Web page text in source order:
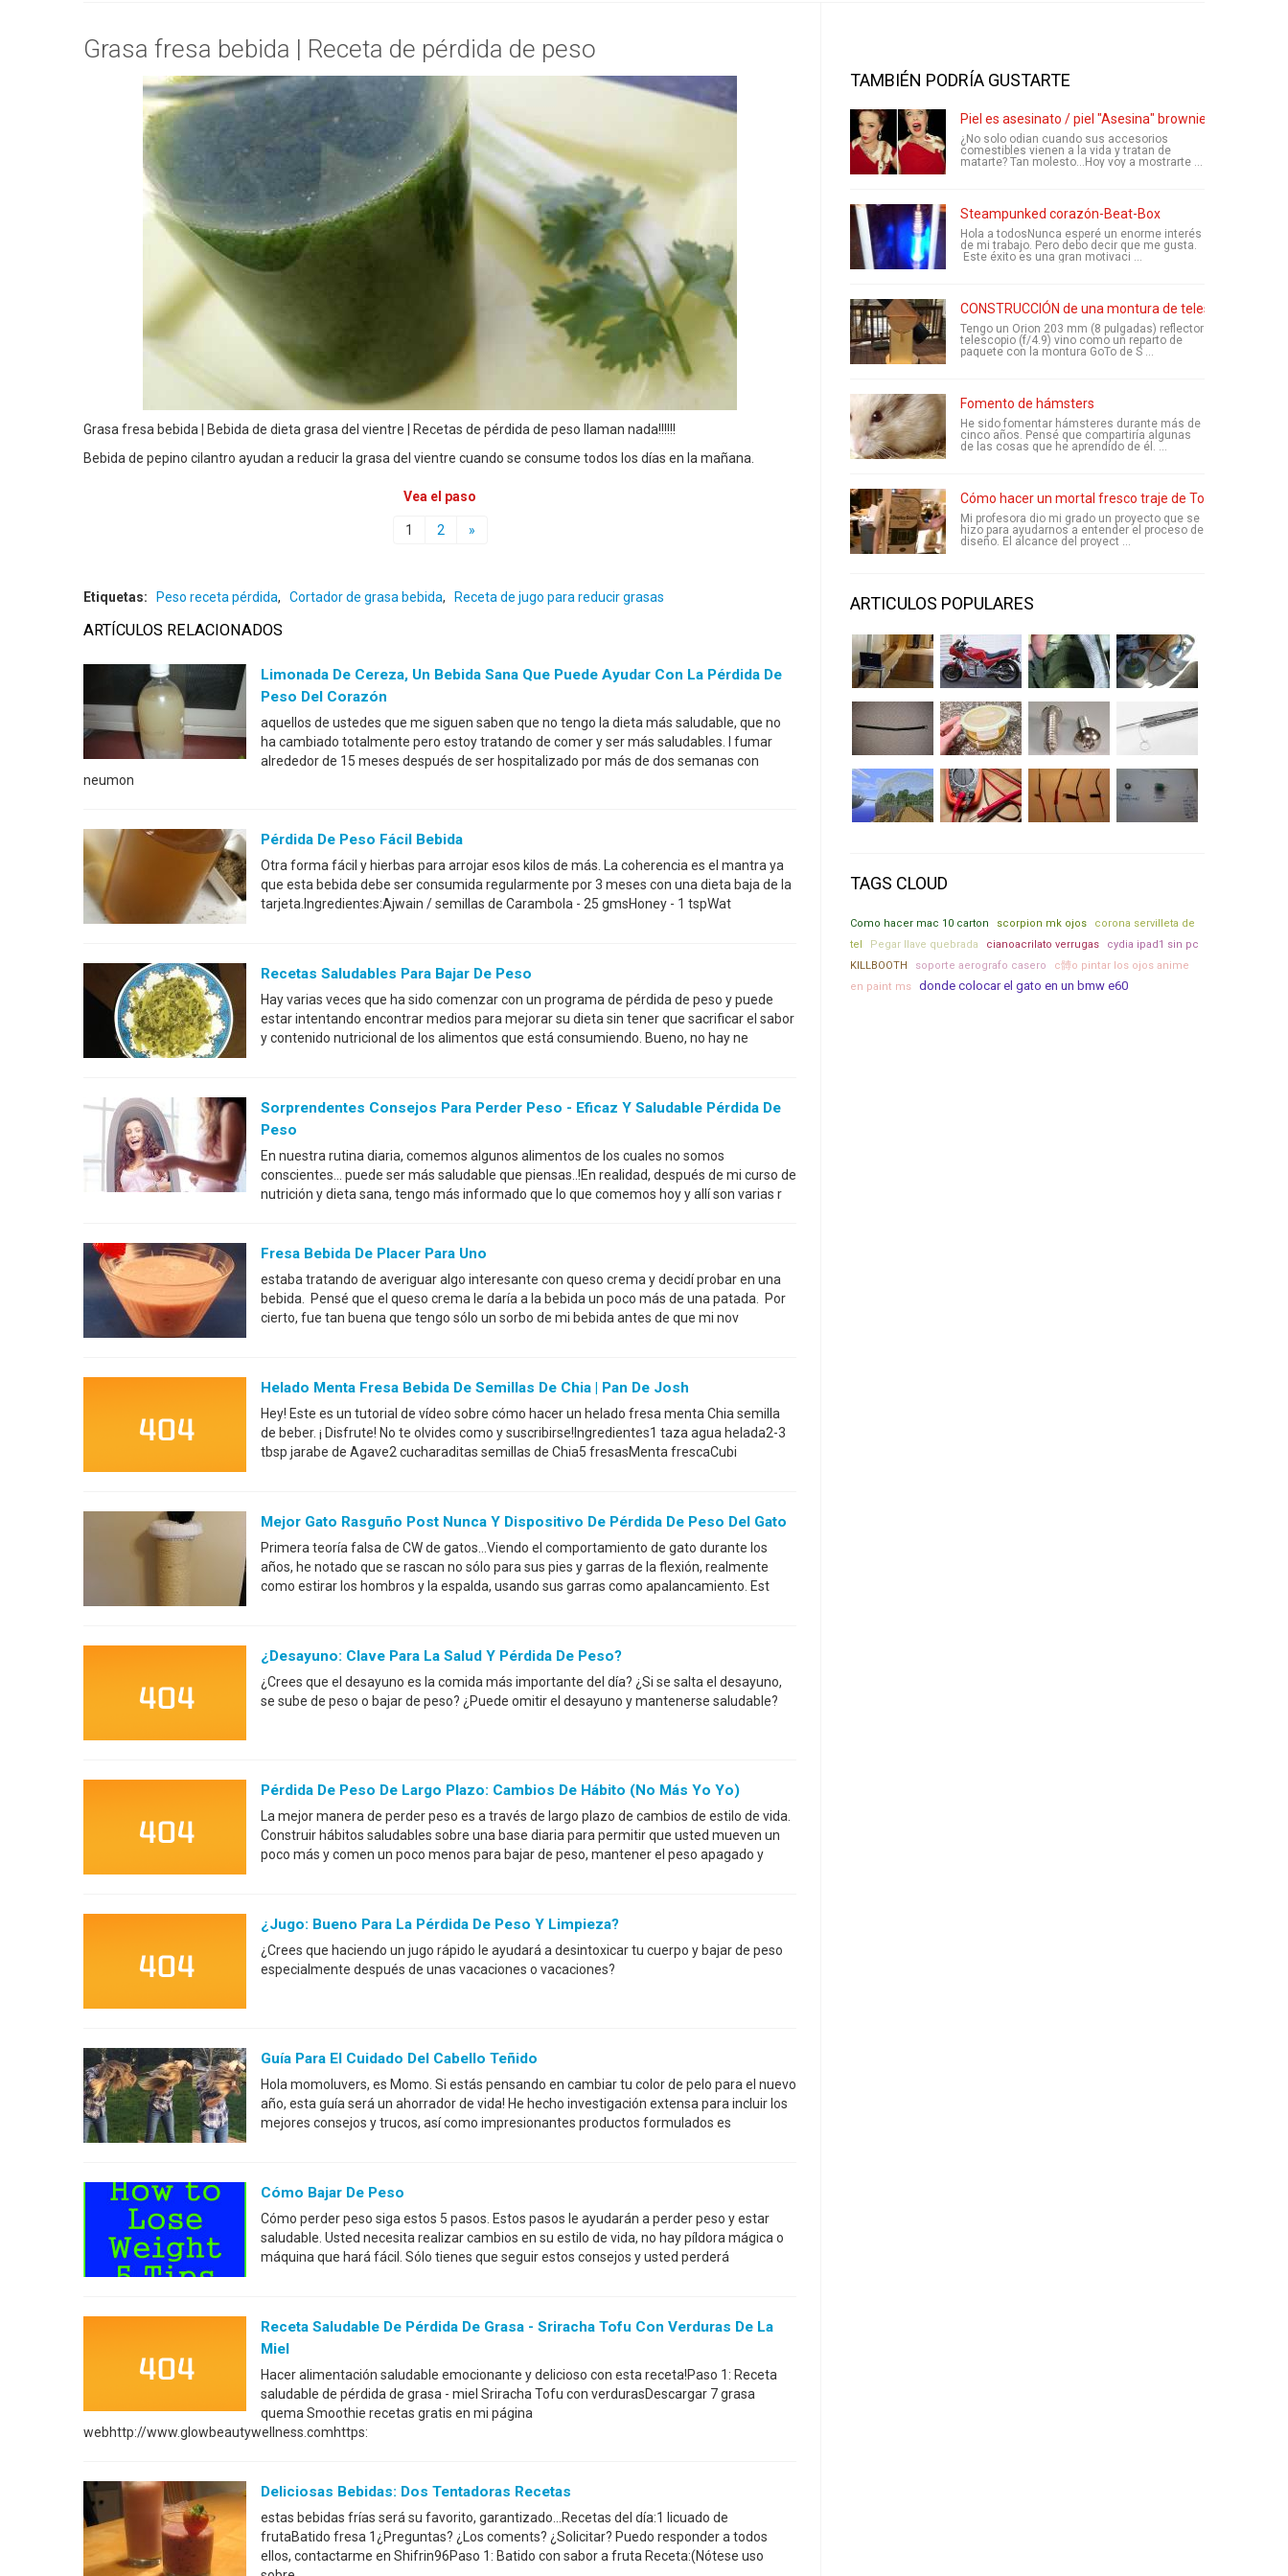
Grasa fresa bebida | Receta de pérdida de peso
Grasa fresa bebida | Bebida de dieta grasa del vientre | Recetas de pérdida de peso llaman nada!!!!!!
Bebida de pepino cilantro ayudan a reducir la grasa del vientre cuando se consume todos los días en la mañana.
Vea el paso
1 2 »
Etiquetas: Peso receta pérdida, Cortador de grasa bebida, Receta de jugo para reducir grasas
ARTÍCULOS RELACIONADOS
Limonada De Cereza, Un Bebida Sana Que Puede Ayudar Con La Pérdida De
Peso Del Corazón
aquellos de ustedes que me siguen saben que no tengo la dieta más saludable, que no
ha cambiado totalmente pero estoy tratando de comer y ser más saludables. I fumar
alrededor de 15 meses después de ser hospitalizado por más de dos semanas con
neumon
Pérdida De Peso Fácil Bebida
Otra forma fácil y hierbas para arrojar esos kilos de más. La coherencia es el mantra ya
que esta bebida debe ser consumida regularmente por 3 meses con una dieta baja de la
tarjeta.Ingredientes:Ajwain / semillas de Carambola - 25 gmsHoney - 1 tspWat
Recetas Saludables Para Bajar De Peso
Hay varias veces que ha sido comenzar con un programa de pérdida de peso y puede
estar intentando encontrar medios para mejorar su dieta sin tener que sacrificar el sabor
y contenido nutricional de los alimentos que está consumiendo. Bueno, no hay ne
Sorprendentes Consejos Para Perder Peso - Eficaz Y Saludable Pérdida De
Peso
En nuestra rutina diaria, comemos algunos alimentos de los cuales no somos
conscientes... puede ser más saludable que piensas..!En realidad, después de mi curso de
nutrición y dieta sana, tengo más informado que lo que comemos hoy y allí son varias r
Fresa Bebida De Placer Para Uno
estaba tratando de averiguar algo interesante con queso crema y decidí probar en una
bebida. Pensé que el queso crema le daría a la bebida un poco más de una patada. Por
cierto, fue tan buena que tengo sólo un sorbo de mi bebida antes de que mi nov
Helado Menta Fresa Bebida De Semillas De Chia | Pan De Josh
Hey! Este es un tutorial de vídeo sobre cómo hacer un helado fresa menta Chia semilla
de beber. ¡ Disfrute! No te olvides como y suscribirse!Ingredientes1 taza agua helada2-3
tbsp jarabe de Agave2 cucharaditas semillas de Chia5 fresasMenta frescaCubi
Mejor Gato Rasguño Post Nunca Y Dispositivo De Pérdida De Peso Del Gato
Primera teoría falsa de CW de gatos...Viendo el comportamiento de gato durante los
años, he notado que se rascan no sólo para sus pies y garras de la flexión, realmente
como estirar los hombros y la espalda, usando sus garras como apalancamiento. Est
¿Desayuno: Clave Para La Salud Y Pérdida De Peso?
¿Crees que el desayuno es la comida más importante del día? ¿Si se salta el desayuno,
se sube de peso o bajar de peso? ¿Puede omitir el desayuno y mantenerse saludable?
Pérdida De Peso De Largo Plazo: Cambios De Hábito (no Más Yo Yo)
La mejor manera de perder peso es a través de largo plazo de cambios de estilo de vida.
Construir hábitos saludables sobre una base diaria para permitir que usted mueven un
poco más y comen un poco menos para bajar de peso, mantener el peso apagado y
¿Jugo: Bueno Para La Pérdida De Peso Y Limpieza?
¿Crees que haciendo un jugo rápido le ayudará a desintoxicar tu cuerpo y bajar de peso
especialmente después de unas vacaciones o vacaciones?
Guía Para El Cuidado Del Cabello Teñido
Hola momoluvers, es Momo. Si estás pensando en cambiar tu color de pelo para el nuevo
año, esta guía será un ahorrador de vida! He hecho investigación extensa para incluir los
mejores consejos y trucos, así como impresionantes productos formulados es
Cómo Bajar De Peso
Cómo perder peso siga estos 5 pasos. Estos pasos le ayudarán a perder peso y estar
saludable. Usted necesita realizar cambios en su estilo de vida, no hay píldora mágica o
máquina que hará fácil. Sólo tienes que seguir estos consejos y usted perderá
Receta Saludable De Pérdida De Grasa - Sriracha Tofu Con Verduras De La
Miel
Hacer alimentación saludable emocionante y delicioso con esta receta!Paso 1: Receta
saludable de pérdida de grasa - miel Sriracha Tofu con verdurasDescargar 7 grasa
quema Smoothie recetas gratis en mi página
webhttp://www.glowbeautywellness.comhttps:
Deliciosas Bebidas: Dos Tentadoras Recetas
estas bebidas frías será su favorito, garantizado...Recetas del día:1 licuado de
frutaBatido fresa 1¿Preguntas? ¿Los coments? ¿Solicitar? Puedo responder a todos
ellos, contactarme en Shifrin96Paso 1: Batido con sabor a fruta Receta:(Nótese uso
TAMBIÉN PODRÍA GUSTARTE
Piel es asesinato / piel "Asesina" brownies
¿No solo odian cuando sus accesorios
comestibles vienen a la vida y tratan de
matarte? Tan molesto...Hoy voy a mostrarte ...
Steampunked corazón-Beat-Box
Hola a todosNunca esperé un enorme interés
de mi trabajo. Pero debo decir que me gusta.
Este éxito es una gran motivaci ...
CONSTRUCCIÓN de una montura de telescopio de
Tengo un Orion 203 mm (8 pulgadas) reflector
telescopio (f/4.9) vino como un reparto de
paquete con la montura GoTo de S ...
Fomento de hámsters
He sido fomentar hámsteres durante más de
cinco años. Pensé que compartiría algunas
de las cosas que he aprendido de él. ...
Cómo hacer un mortal fresco traje de Torpedo
Mi profesora dio mi grado un proyecto que se
hizo para ayudarnos a entender el proceso de
diseño. El alcance del proyect ...
ARTICULOS POPULARES
TAGS CLOUD
Como hacer mac 10 carton scorpion mk ojos
corona servilleta de
tel
Pegar llave quebrada cianoacrilato verrugas
cydia ipad1 sin pc
KILLBOOTH
soporte aerografo casero
c髆o pintar los ojos anime
en paint ms
donde colocar el gato en un bmw e60